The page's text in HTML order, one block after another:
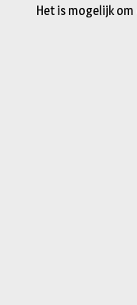
Het is mogelijk